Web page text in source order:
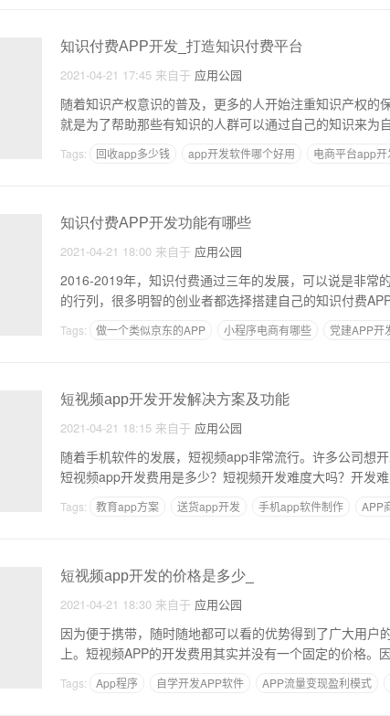
知识付费APP开发_打造知识付费平台
2021-04-21 17:45 来自于 应用公园
随着知识产权意识的普及，更多的人开始注重知识产权的
就是为了帮助那些有知识的人群可以通过自己的知识来
Tags: 回收app多少钱 app开发软件哪个好用 电商平台app开
知识付费APP开发功能有哪些
2021-04-21 18:00 来自于 应用公园
2016-2019年，知识付费通过三年的发展，可以说是非常
的行列，很多明智的创业者都选择搭建自己的知识付费
Tags: 做一个类似京东的APP 小程序电商有哪些 党建APP开
短视频app开发开发解决方案及功能
2021-04-21 18:15 来自于 应用公园
随着手机软件的发展，短视频app非常流行。许多公司想
短视频app开发费用是多少？短视频开发难度大吗？开发
Tags: 教育app方案 送货app开发 手机app软件制作 APP
短视频app开发的价格是多少_
2021-04-21 18:30 来自于 应用公园
因为便于携带，随时随地都可以看的优势得到了广大用
上。短视频APP的开发费用其实并没有一个固定的价格
Tags: App程序 自学开发APP软件 APP流量变现盈利模式